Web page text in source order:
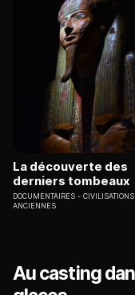
La découverte des
derniers tombeaux
DOCUMENTAIRES
CIVILISATIONS
ANCIENNES
Au casting